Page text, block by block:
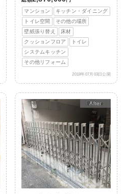
マンション
キッチン・ダイニング
トイレ空間
その他の場所
壁紙張り替え
床材
クッションフロア
トイレ
システムキッチン
その他リフォーム
2018年07月03日公開
After